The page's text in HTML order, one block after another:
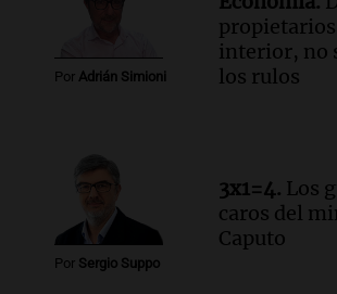
billones de pesos y genera
liquidez de 4 billones
Panorama Federal
según San Ignacio de Loyola
Panorama Federal
Episodios
Audio.Tormentas y
agua entra por donde menos
Por Adrián Simioni
interior, no
los rulos
Por Sergio Suppo
3x1=4. Los
caros del
Caputo